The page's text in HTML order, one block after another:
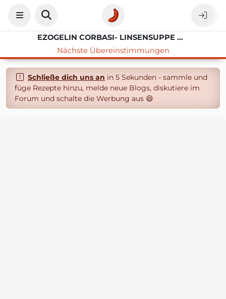
EZOGELIN CORBASI- LINSENSUPPE MIT BULGUR UND KNOBLAUCH
Nächste Übereinstimmungen
Schließe dich uns an in 5 Sekunden - sammle und
füge Rezepte hinzu, melde neue Blogs, diskutiere im
Forum und schalte die Werbung aus 😄